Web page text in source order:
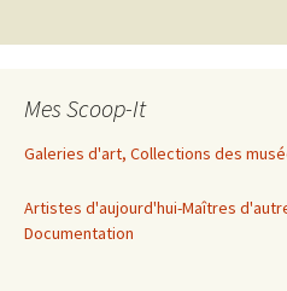
Mes Scoop-It
Galeries d'art, Collections des
Artistes d'aujourd'hui-Maîtres
Documentation